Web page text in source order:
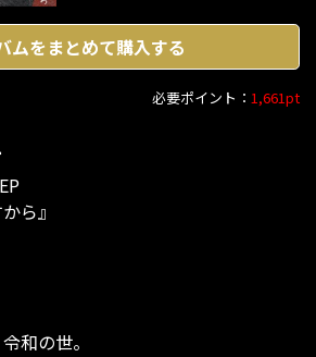
ムをまとめて購入する
必要ポイント： 1,661pt
ら』
和の世。